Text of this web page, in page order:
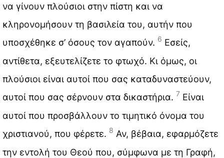
να γίνουν πλούσιοι στην πίστη και να
κληρονομήσουν τη βασιλεία του, αυτήν που
υποσχέθηκε σ’ όσους τον αγαπούν. 6 Εσείς,
αντίθετα, εξευτελίζετε το φτωχό. Κι όμως, οι
πλούσιοι είναι αυτοί που σας καταδυναστεύουν,
αυτοί που σας σέρνουν στα δικαστήρια. 7 Είναι
αυτοί που προσβάλλουν το τιμητικό όνομα του
χριστιανού, που φέρετε. 8 Αν, βέβαια, εφαρμόζετε
την εντολή του Θεού που, σύμφωνα με τη Γραφή,